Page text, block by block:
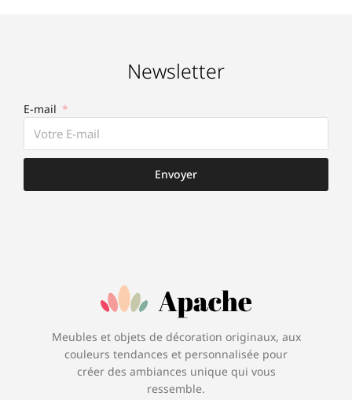
Newsletter
E-mail
Envoyer
Meubles et objets de décoration originaux, aux
couleurs tendances et personnalisée pour
créer des ambiances unique qui vous
ressemble.